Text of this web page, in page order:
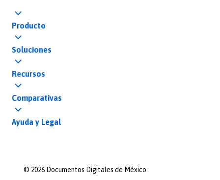
Producto
Soluciones
Recursos
Comparativas
Ayuda y Legal
© 2026 Documentos Digitales de México